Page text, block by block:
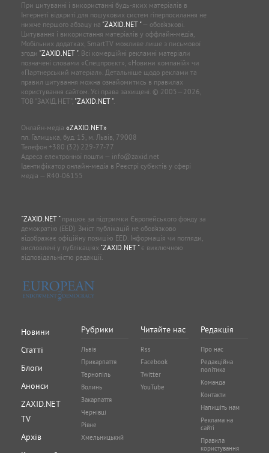
При цитуванні і використанні будь-яких матеріалів в
Інтернеті відкриті для пошукових систем гіперпосилання не
нижче першого абзацу на "ZAXID.NET "— обов’язкові.
Цитування і використання матеріалів у оффлайн-медіа,
Мобільних додатках, SmartTV можливе лише з письмової
згоди "ZAXID.NET ". Всі комерційні рекламні матеріали
позначені словами «Спецпроєкт», «Новини компаній» чи
«Партнерський матеріал». Детальніше щодо реклами та
правил цитування можна ознайомитись в правилах
користування сайтом. Усі права захищені. © 2005—2026,
ТОВ “ЗАХІД.НЕТ”, "ZAXID.NET ".
Онлайн-медіа «ZAXID.NET»
пл. Галицька, буд. 15, м. Львів, 79008
Телефон +380 (32) 229-77-77
Адреса електронної пошти — info@zaxid.net
Ідентифікатор онлайн-медіа в Реєстрі суб'єктів у сфері
медіа — R40-06155
"ZAXID.NET "працює за підтримки Європейського фонду за
демократію (EED). Зміст публікацій не обов’язково
відображає офіційну позицію EED. Інформація чи погляди,
висловлені у публікаціях "ZAXID.NET "є виключною
відповідальністю редакції.
Новини
Статті
Блоги
Анонси
ZAXID.NET
TV
Архів
Рубрики
Львів
Прикарпаття
Тернопіль
Волинь
Закарпаття
Чернівці
Рівне
Хмельницький
Читайте нас
Rss
Facebook
Twitter
YouTube
Редакція
Про нас
Редакційна
політика
Команда
Контакти
Напишіть нам
Реклама на
сайті
Правила
користування